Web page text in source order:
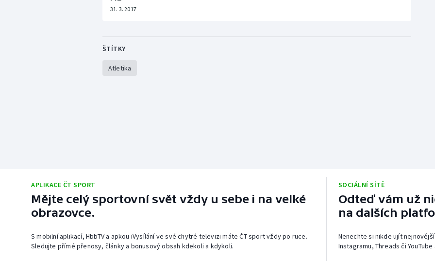
31. 3. 2017
ŠTÍTKY
Atletika
APLIKACE ČT SPORT
Mějte celý sportovní svět vždy u sebe i na velké
obrazovce.
S mobilní aplikací, HbbTV a apkou iVysílání ve své chytré televizi máte ČT sport vždy po ruce.
Sledujte přímé přenosy, články a bonusový obsah kdekoli a kdykoli.
SOCIÁLNÍ SÍTĚ
Odteď vám už
na dalších
Nenechte si nikde ujít
Instagramu, Threads či